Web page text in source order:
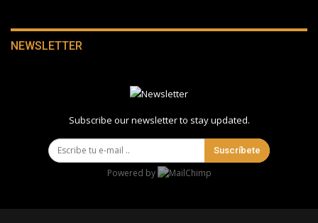
NEWSLETTER
Subscribe our newsletter to stay updated.
Suscríbete
Powered by